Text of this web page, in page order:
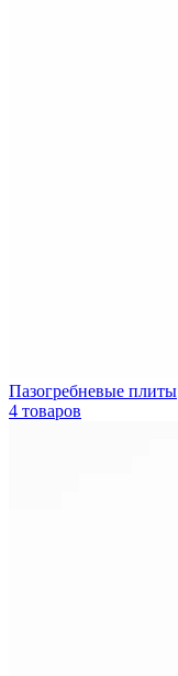
Пазогребневые плиты
4 товаров